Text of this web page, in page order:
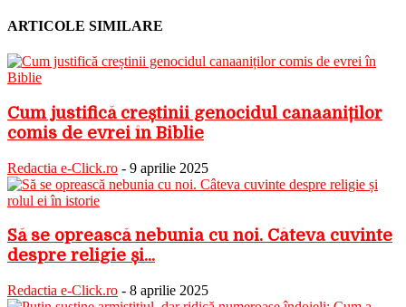
ARTICOLE SIMILARE
Cum justifică creștinii genocidul canaaniților
comis de evrei în Biblie
Redactia e-Click.ro - 9 aprilie 2025
Să se oprească nebunia cu noi. Câteva cuvinte
despre religie și...
Redactia e-Click.ro - 8 aprilie 2025